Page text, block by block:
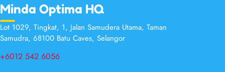
Minda Optima HQ
Lot 1029, Tingkat, 1, Jalan Samudera Utama, Taman
Samudra, 68100 Batu Caves, Selangor
+6012 542 6056